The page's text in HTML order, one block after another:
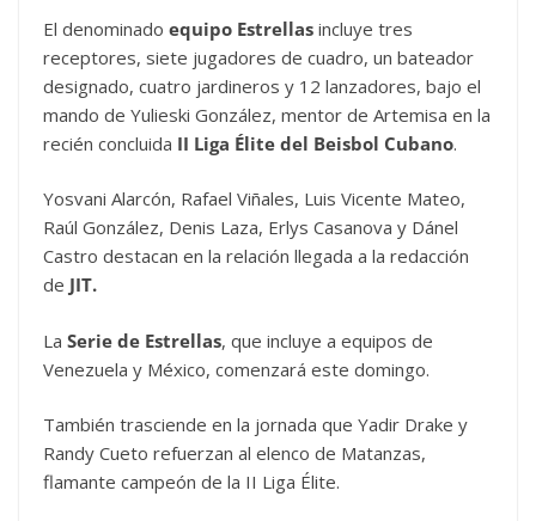
El denominado equipo Estrellas incluye tres
receptores, siete jugadores de cuadro, un bateador
designado, cuatro jardineros y 12 lanzadores, bajo el
mando de Yulieski González, mentor de Artemisa en la
recién concluida II Liga Élite del Beisbol Cubano.
Yosvani Alarcón, Rafael Viñales, Luis Vicente Mateo,
Raúl González, Denis Laza, Erlys Casanova y Dánel
Castro destacan en la relación llegada a la redacción
de JIT.
La Serie de Estrellas, que incluye a equipos de
Venezuela y México, comenzará este domingo.
También trasciende en la jornada que Yadir Drake y
Randy Cueto refuerzan al elenco de Matanzas,
flamante campeón de la II Liga Élite.